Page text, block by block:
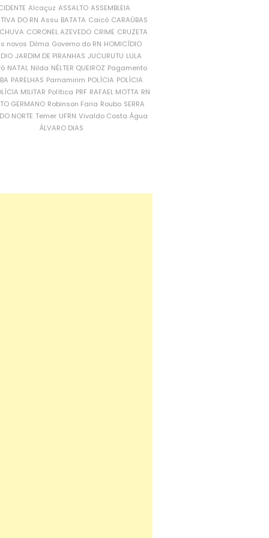
Alcaçuz ASSALTO ASSEMBLEIA
DO RN Assu BATATA Caicó CARAÚBAS
CORONEL AZEVEDO CRIME CRUZETA
novos Dilma Governo do RN HOMICÍDIO
JARDIM DE PIRANHAS JUCURUTU LULA
NATAL Nilda NÉLTER QUEIROZ Pagamento
PARELHAS Parnamirim POLÍCIA POLÍCIA
MILITAR Política PRF RAFAEL MOTTA RN
GERMANO Robinson Faria Roubo SERRA
NORTE Temer UFRN Vivaldo Costa Água
ÁLVARO DIAS